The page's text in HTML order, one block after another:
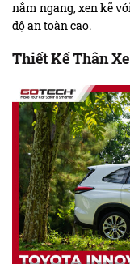
nằm ngang, xen kẽ
độ an toàn cao.
Thiết Kế Thân Xe